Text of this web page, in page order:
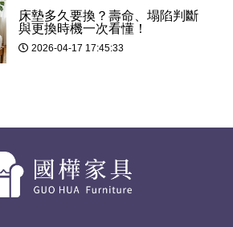
床墊多久要換？壽命、塌陷判斷
與更換時機一次看懂！
2026-04-17 17:45:33